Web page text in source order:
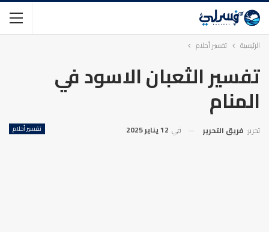
الرئيسية تفسير أحلام
تفسير الثعبان الاسود في
المنام
تفسير أحلام تحرير: فريق التحرير في 12 يناير 2025